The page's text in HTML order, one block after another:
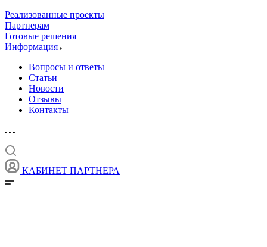
Реализованные проекты
Партнерам
Готовые решения
Информация
Вопросы и ответы
Статьи
Новости
Отзывы
Контакты
КАБИНЕТ ПАРТНЕРА